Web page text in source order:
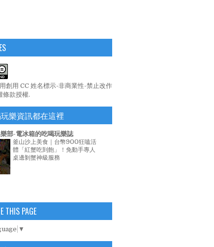
創用 CC 姓名標示-非商業性-禁止改作
條款授權.
樂資訊都在這裡
部-電冰箱的吃喝玩樂誌
釜山沙上美食｜台幣900狂嗑活
體「紅蟹吃到飽」！免動手專人
桌邊剝蟹神級服務
THIS PAGE
▼